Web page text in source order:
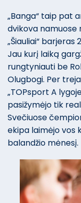
„Banga“ taip pat
dvikova namuose
„Šiauliai“ barjeras
Jau kurį laiką
rungtyniauti be
Olugbogi. Per
„TOPsport A
pasižymėjo tik
Svečiuose
ekipa laimėjo vos
balandžio mėnesį.